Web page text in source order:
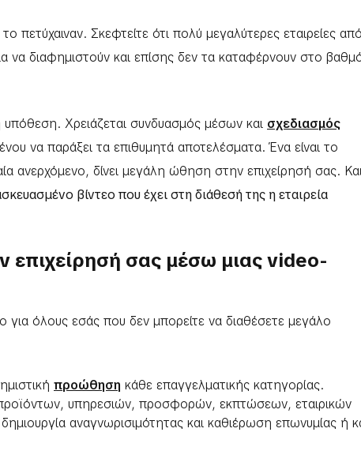
πετύχαιναν. Σκεφτείτε ότι πολύ μεγαλύτερες εταιρείες από
να διαφημιστούν και επίσης δεν τα καταφέρνουν στο
υπόθεση. Χρειάζεται συνδυασμός μέσων και σχεδιασμός
να παράξει τα επιθυμητά αποτελέσματα. Ένα είναι το
ανερχόμενο, δίνει μεγάλη ώθηση στην επιχείρησή σας.
βίντεο που έχει στη διάθεσή της η εταιρεία
επιχείρησή σας μέσω μιας video-
για όλους εσάς που δεν μπορείτε να διαθέσετε μεγάλο
προώθηση κάθε επαγγελματικής κατηγορίας.
υπηρεσιών, προσφορών, εκπτώσεων, εταιρικών
αναγνωρισιμότητας και καθιέρωση επωνυμίας ή